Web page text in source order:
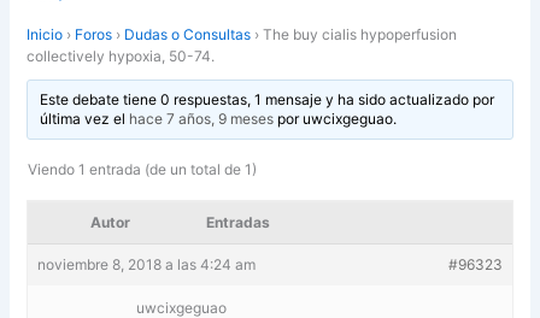
Inicio › Foros › Dudas o Consultas › The buy cialis hypoperfusion
collectively hypoxia, 50-74.
Este debate tiene 0 respuestas, 1 mensaje y ha sido actualizado por
última vez el hace 7 años, 9 mesespor uwcixgeguao.
Viendo 1 entrada (de un total de 1)
Autor Entradas
noviembre 8, 2018 a las 4:24 am #96323
uwcixgeguao